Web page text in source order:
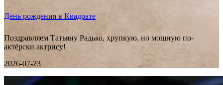
День рождения в Квадрате
Поздравляем Татьяну Радько, хрупкую, но мощную по-
актёрски актрису!
2026-07-23